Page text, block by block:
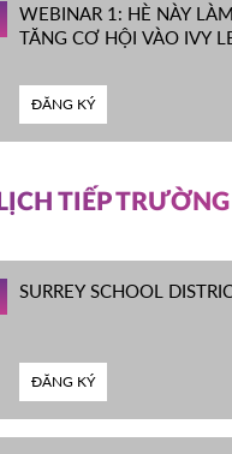
WEBINAR 1: HÈ NÀY
TĂNG CƠ HỘI VÀO IVY
ĐĂNG KÝ
LỊCH TIẾP TRƯỜNG
SURREY SCHOOL
ĐĂNG KÝ